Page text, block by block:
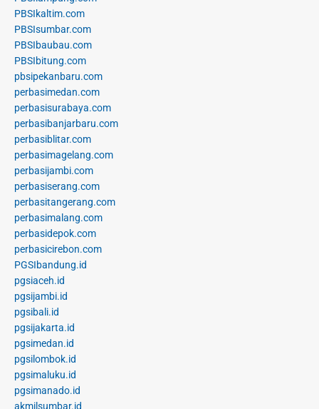
PBSIkaltim.com
PBSIsumbar.com
PBSIbaubau.com
PBSIbitung.com
pbsipekanbaru.com
perbasimedan.com
perbasisurabaya.com
perbasibanjarbaru.com
perbasiblitar.com
perbasimagelang.com
perbasijambi.com
perbasiserang.com
perbasitangerang.com
perbasimalang.com
perbasidepok.com
perbasicirebon.com
PGSIbandung.id
pgsiaceh.id
pgsijambi.id
pgsibali.id
pgsijakarta.id
pgsimedan.id
pgsilombok.id
pgsimaluku.id
pgsimanado.id
akmilsumbar.id